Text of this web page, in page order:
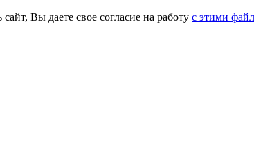
Вы даете свое согласие на работу с этими